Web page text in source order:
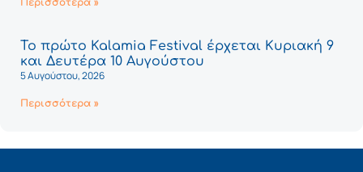
Περισσότερα »
Το πρώτο Kalamia Festival έρχεται Κυριακή 9
και Δευτέρα 10 Αυγούστου
5 Αυγούστου, 2026
Περισσότερα »